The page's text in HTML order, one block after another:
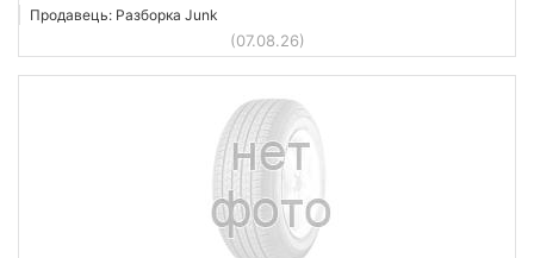
Продавець: Разборка Junk
(07.08.26)